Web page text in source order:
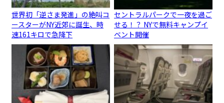
世界初「逆さま発進」の絶叫コ
ースターがNY近郊に誕生、時
速161キロで急降下
セントラルパークで一夜を過ご
せる！？ NYで無料キャンプイ
ベント開催